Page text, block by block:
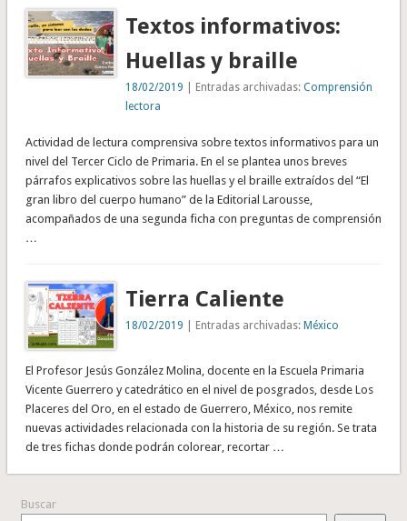
Textos informativos:
Huellas y braille
18/02/2019 | Entradas archivadas:Comprensión
lectora
Actividad de lectura comprensiva sobre textos informativos para un
nivel del Tercer Ciclo de Primaria. En el se plantea unos breves
párrafos explicativos sobre las huellas y el braille extraídos del “El
gran libro del cuerpo humano” de la Editorial Larousse,
acompañados de una segunda ficha con preguntas de comprensión
…
Tierra Caliente
18/02/2019 | Entradas archivadas:México
El Profesor Jesús González Molina, docente en la Escuela Primaria
Vicente Guerrero y catedrático en el nivel de posgrados, desde Los
Placeres del Oro, en el estado de Guerrero, México, nos remite
nuevas actividades relacionada con la historia de su región. Se trata
de tres fichas donde podrán colorear, recortar …
Buscar